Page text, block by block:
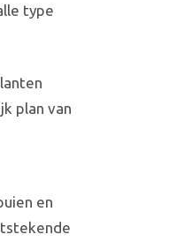
type
plan van
en